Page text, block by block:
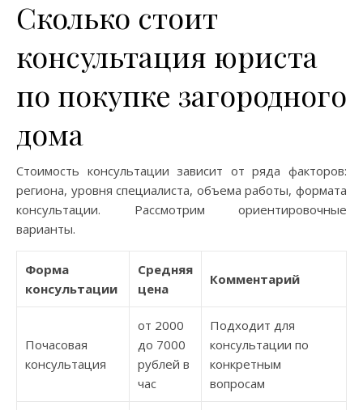
Сколько стоит
консультация юриста
по покупке загородного
дома
Стоимость консультации зависит от ряда факторов:
региона, уровня специалиста, объема работы, формата
консультации. Рассмотрим ориентировочные
варианты.
Форма
консультации
Средняя
цена
Комментарий
Почасовая
консультация
от 2000
до 7000
рублей в
час
Подходит для
консультации по
конкретным
вопросам